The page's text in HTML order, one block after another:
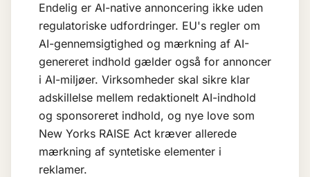
Endelig er AI-native annoncering ikke uden
regulatoriske udfordringer. EU's regler om
AI-gennemsigtighed og mærkning af AI-
genereret indhold gælder også for annoncer
i AI-miljøer. Virksomheder skal sikre klar
adskillelse mellem redaktionelt AI-indhold
og sponsoreret indhold, og nye love som
New Yorks RAISE Act kræver allerede
mærkning af syntetiske elementer i
reklamer.